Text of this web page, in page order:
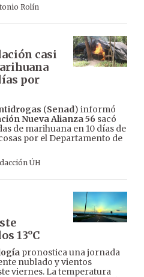
Rolín
casi
por
(Senad) informó
Nueva Alianza 56 sacó
de marihuana en 10 días de
por el Departamento de
ÚH
13°C
pronostica una jornada
nublado y vientos
viernes. La temperatura